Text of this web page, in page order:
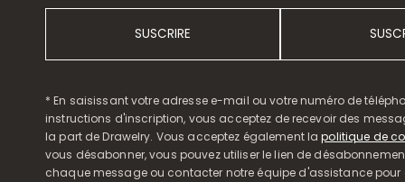
SUSCRIRE
* En saisissant votre adresse e-mail ou votre numéro de
instructions d'inscription, vous acceptez de recevoir des
la part de Drawelry. Vous acceptez également lapolitique de
vous désabonner, vous pouvez utiliser le lien de
chaque message ou contacter notre équipe d'assistance pour